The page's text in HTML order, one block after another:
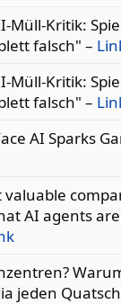
Müll-Kritik:
falsch" –
Müll-Kritik:
falsch" –
AI Sparks
valuable
AI agents
jeden